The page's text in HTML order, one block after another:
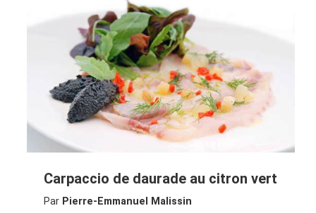
Carpaccio de daurade au citron vert
Par Pierre-Emmanuel Malissin